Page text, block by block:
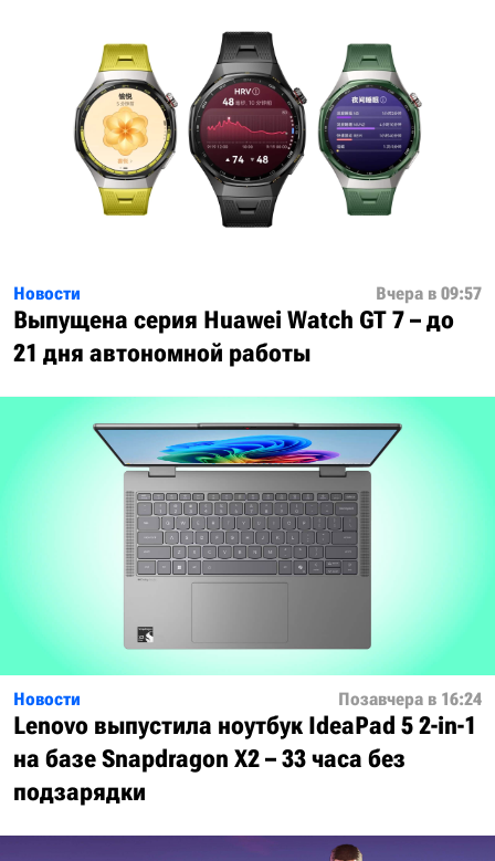
Новости Вчера в 09:57
Выпущена серия Huawei Watch GT 7 – до
21 дня автономной работы
Новости Позавчера в 16:24
Lenovo выпустила ноутбук IdeaPad 5 2-in-1
на базе Snapdragon X2 – 33 часа без
подзарядки